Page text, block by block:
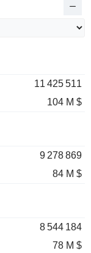
11 425 511
104 M $
9 278 869
84 M $
8 544 184
78 M $